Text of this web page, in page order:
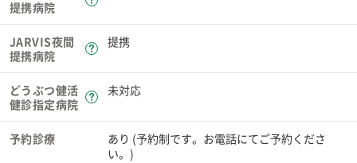
提携病院
JARVIS夜間
提携病院
提携
どうぶつ健活
健診指定病院
未対応
予約診療
あり (予約制です。お電話にてご予約くださ
い。)